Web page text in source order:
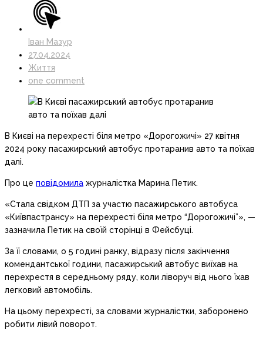
Іван Мазур
27.04.2024
Життя
one comment
В Києві на перехресті біля метро «Дорогожичі» 27 квітня
2024 року пасажирський автобус протаранив авто та поїхав
далі.
Про це повідомила журналістка Марина Петик.
«Стала свідком ДТП за участю пасажирського автобуса
«Київпастрансу» на перехресті біля метро “Дорогожичі”», —
зазначила Петик на своїй сторінці в Фейсбуці.
За її словами, о 5 годині ранку, відразу після закінчення
комендантської години, пасажирський автобус виїхав на
перехрестя в середньому ряду, коли ліворуч від нього їхав
легковий автомобіль.
На цьому перехресті, за словами журналістки, заборонено
робити лівий поворот.